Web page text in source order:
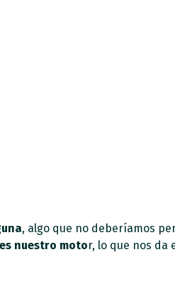
, algo que no deberíamos
es nuestro motor, lo que nos da